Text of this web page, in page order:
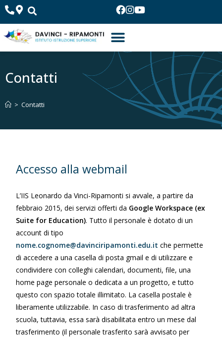
Contatti
> Contatti
Accesso alla webmail
L’IIS Leonardo da Vinci-Ripamonti si avvale, a partire da
febbraio 2015, dei servizi offerti da Google Workspace (ex
Suite for Education). Tutto il personale è dotato di un
account di tipo
nome.cognome@davinciripamonti.edu.it che permette
di accedere a una casella di posta gmail e di utilizzare e
condividere con colleghi calendari, documenti, file, una
home page personale o dedicata a un progetto, e tutto
questo con spazio totale illimitato. La casella postale è
liberamente utilizzabile. In caso di trasferimento ad altra
scuola, tuttavia, essa sarà disabilitata entro un mese dal
trasferimento (il personale trasferito sarà avvisato per